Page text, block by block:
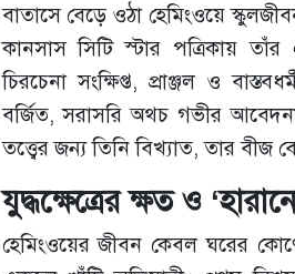
বাতাসে বেড়ে ওঠা হেমিংওয়ে
কানসাস সিটি স্টার পত্রিকায়
চিরচেনা সংক্ষিপ্ত, প্রাঞ্জল ও
বর্জিত, সরাসরি অথচ গভীর
তত্ত্বের জন্য তিনি বিখ্যাত, তার বীজ
যুদ্ধক্ষেত্রের ক্ষত ও
হেমিংওয়ের জীবন কেবল ঘরের